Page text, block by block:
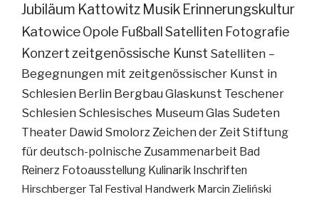
Jubiläum Kattowitz Musik Erinnerungskultur
KatowiceOpole FußballSatelliten Fotografie
Konzertzeitgenössische Kunst Satelliten –
Begegnungen mit zeitgenössischer Kunst in
Schlesien Berlin BergbauGlaskunst Teschener
Schlesien Schlesisches MuseumGlas Sudeten
Theater Dawid SmolorzZeichen der Zeit Stiftung
für deutsch-polnische Zusammenarbeit Bad
Reinerz Fotoausstellung Kulinarik Inschriften
Hirschberger Tal Festival Handwerk Marcin Zieliński